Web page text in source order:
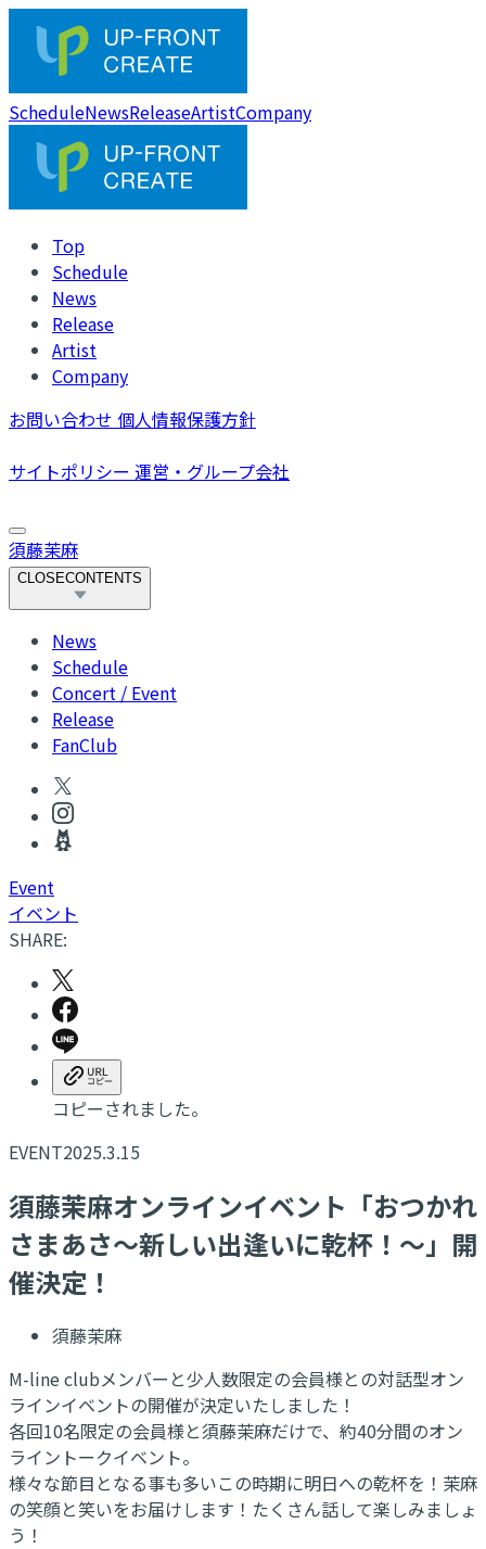
ScheduleNewsReleaseArtistCompany
Top
Schedule
News
Release
Artist
Company
お問い合わせ 個人情報保護方針
サイトポリシー 運営・グループ会社
須藤茉麻
CLOSECONTENTS
News
Schedule
Concert / Event
Release
FanClub
Event
イベント
SHARE:
コピーされました。
EVENT2025.3.15
​須藤茉麻オンラインイベント「おつかれ
さまあさ～新しい出逢いに乾杯！～」開
催決定！
須藤茉麻
M-line clubメンバーと少人数限定の会員様との対話型オン
ラインイベントの開催が決定いたしました！
各回10名限定の会員様と須藤茉麻だけで、約40分間のオン
ライントークイベント。
様々な節目となる事も多いこの時期に明日への乾杯を！茉麻
の笑顔と笑いをお届けします！たくさん話して楽しみましょ
う！